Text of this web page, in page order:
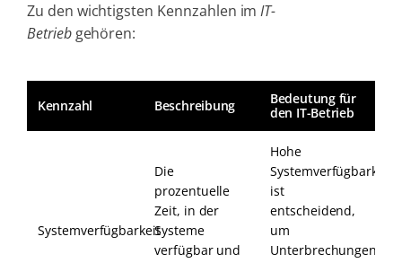
Zu den wichtigsten Kennzahlen imIT-
Betriebgehören:
Kennzahl Beschreibung
Bedeutung für
den IT-Betrieb
Systemverfügbarkeit
Die
prozentuelle
Zeit, in der
Systeme
verfügbar und
Hohe
Systemverfügbarkeit
ist
entscheidend,
um
Unterbrechungen